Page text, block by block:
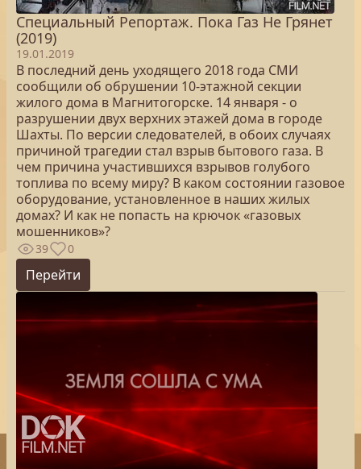
Специальный Репортаж. Пока Газ Не Грянет
(2019)
19.01.2019
В последний день уходящего 2018 года СМИ
сообщили об обрушении 10-этажной секции
жилого дома в Магнитогорске. 14 января - о
разрушении двух верхних этажей дома в городе
Шахты. По версии следователей, в обоих случаях
причиной трагедии стал взрыв бытового газа. В
чем причина участившихся взрывов голубого
топлива по всему миру? В каком состоянии газовое
оборудование, установленное в наших жилых
домах? И как не попасть на крючок «газовых
мошенников»?
39 0
Перейти